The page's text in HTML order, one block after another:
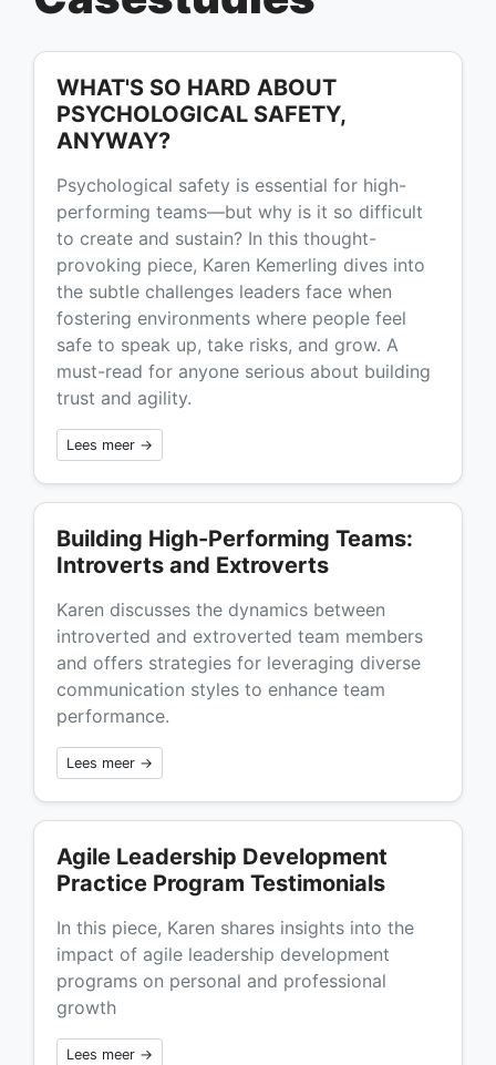
WHAT'S SO HARD ABOUT
PSYCHOLOGICAL SAFETY,
ANYWAY?
Psychological safety is essential for high-
performing teams—but why is it so difficult
to create and sustain? In this thought-
provoking piece, Karen Kemerling dives into
the subtle challenges leaders face when
fostering environments where people feel
safe to speak up, take risks, and grow. A
must-read for anyone serious about building
trust and agility.
Lees meer →
Building High-Performing Teams:
Introverts and Extroverts
Karen discusses the dynamics between
introverted and extroverted team members
and offers strategies for leveraging diverse
communication styles to enhance team
performance.
Lees meer →
Agile Leadership Development
Practice Program Testimonials
In this piece, Karen shares insights into the
impact of agile leadership development
programs on personal and professional
growth
Lees meer →